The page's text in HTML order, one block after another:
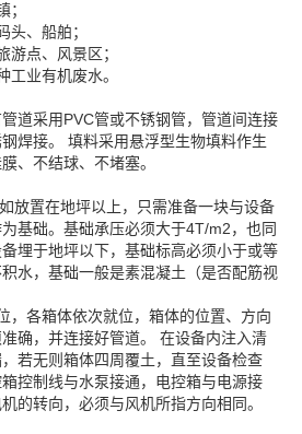
；
头、船舶；
游点、风景区；
工业有机废水。
道采用PVC管或不锈钢管，管道间连接
焊接。 填料采用悬浮型生物填料作生
、不结球、不堵塞。
放置在地坪以上，只需准备一块与设备
基础。基础承压必须大于4T/m2，也同
埋于地坪以下，基础标高必须小于或等
水，基础一般是素混凝土（是否配筋视
，各箱体依次就位，箱体的位置、方向
确，并连接好管道。 在设备内注入清
若无则箱体四周覆土，直至设备检查
控制线与水泵接通，电控箱与电源接
的转向，必须与风机所指方向相同。